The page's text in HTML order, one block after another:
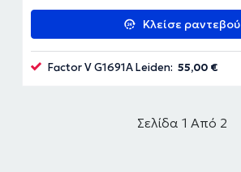
Κλείσε ραντεβού
Factor V G1691A Leiden: 55,00 €
Σελίδα 1 Από 2